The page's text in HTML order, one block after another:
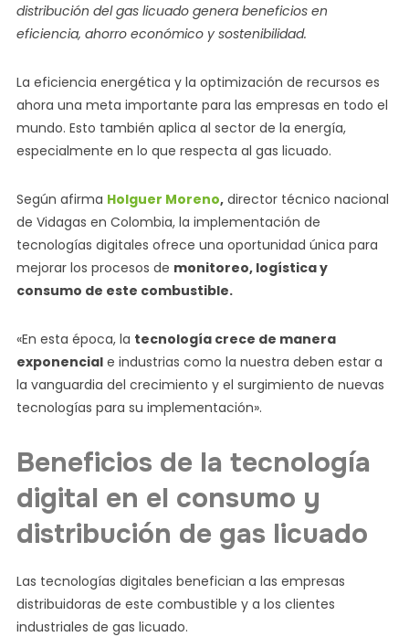
distribución del gas licuado genera beneficios en
eficiencia, ahorro económico y sostenibilidad.
La eficiencia energética y la optimización de recursos es
ahora una meta importante para las empresas en todo el
mundo. Esto también aplica al sector de la energía,
especialmente en lo que respecta al gas licuado.
Según afirma Holguer Moreno,director técnico nacional
de Vidagas en Colombia, la implementación de
tecnologías digitales ofrece una oportunidad única para
mejorar los procesos de monitoreo, logística y
consumo de este combustible.
«En esta época, la tecnología crece de manera
exponenciale industrias como la nuestra deben estar a
la vanguardia del crecimiento y el surgimiento de nuevas
tecnologías para su implementación».
Beneficios de la tecnología
digital en el consumo y
distribución de gas licuado
Las tecnologías digitales benefician a las empresas
distribuidoras de este combustible y a los clientes
industriales de gas licuado.